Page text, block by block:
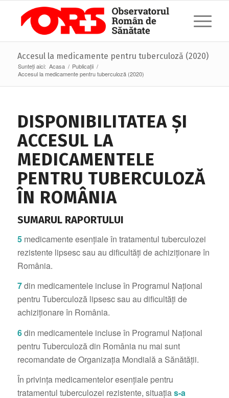
Accesul la medicamente pentru tuberculoză (2020)
Sunteți aici: Acasa / Publicații /
Accesul la medicamente pentru tuberculoză (2020)
DISPONIBILITATEA ȘI
ACCESUL LA
MEDICAMENTELE
PENTRU TUBERCULOZĂ
ÎN ROMÂNIA
SUMARUL RAPORTULUI
5medicamente esențiale în tratamentul tuberculozei
rezistente lipsesc sau au dificultăți de achiziționare în
România.
7din medicamentele incluse în Programul Național
pentru Tuberculoză lipsesc sau au dificultăți de
achiziționare în România.
6din medicamentele incluse în Programul Național
pentru Tuberculoză din România nu mai sunt
recomandate de Organizația Mondială a Sănătății.
În privința medicamentelor esențiale pentru
tratamentul tuberculozei rezistente, situațias-a